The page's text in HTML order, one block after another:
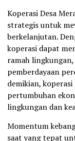
Koperasi Desa
strategis untuk
berkelanjutan.
koperasi dapat
ramah
pemberdayaan
demikian,
pertumbuhan
lingkungan dan
Momentum
saat yang tepat